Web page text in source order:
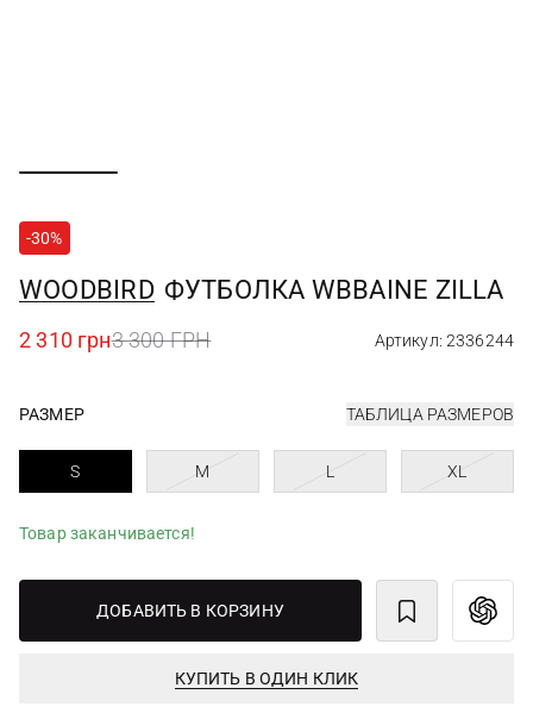
-30%
WOODBIRD ФУТБОЛКА WBBAINE ZILLA
2 310 грн3 300 ГРН Артикул: 2336244
РАЗМЕР ТАБЛИЦА РАЗМЕРОВ
S M L XL
Товар заканчивается!
ДОБАВИТЬ В КОРЗИНУ
КУПИТЬ В ОДИН КЛИК